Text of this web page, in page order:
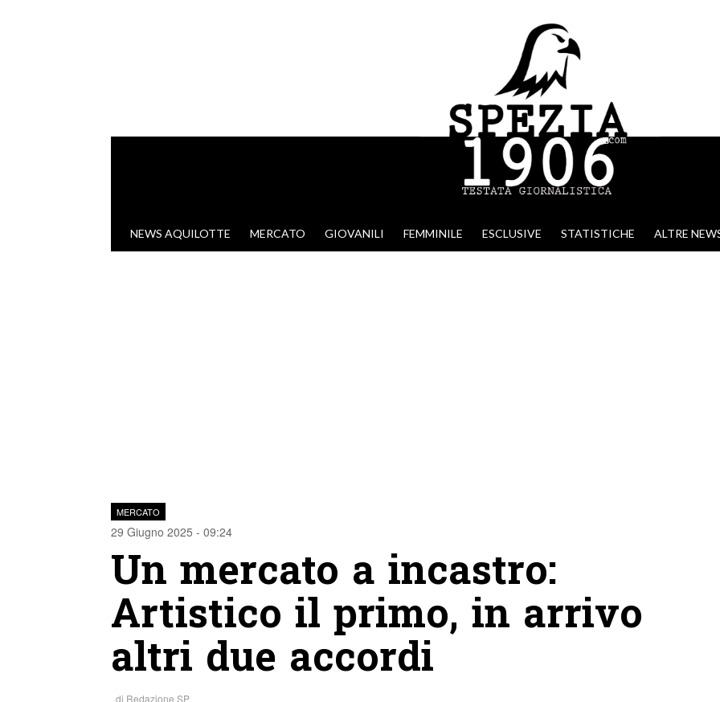
VAI AL CONTENUTO
NEWS AQUILOTTE MERCATO GIOVANILI FEMMINILE ESCLUSIVE STATISTICHE ALTRE
MERCATO
29 Giugno 2025 - 09:24
Un mercato a incastro:
Artistico il primo, in arrivo
altri due accordi
di Redazione SP